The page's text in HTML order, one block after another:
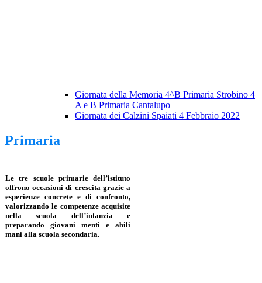
Giornata della Memoria 4^B Primaria Strobino 4
A e B Primaria Cantalupo
Giornata dei Calzini Spaiati 4 Febbraio 2022
Primaria
Le tre scuole primarie dell’istituto
offrono occasioni di crescita grazie a
esperienze concrete e di confronto,
valorizzando le competenze acquisite
nella scuola dell’infanzia e
preparando giovani menti e abili
mani alla scuola secondaria.